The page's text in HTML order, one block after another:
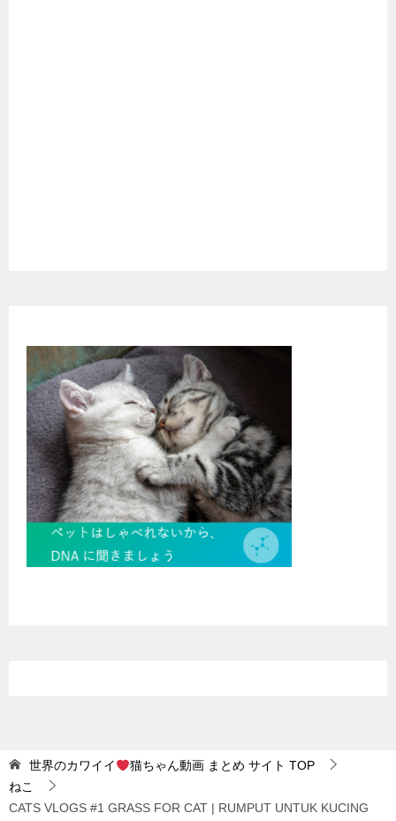
世界のカワイイ 猫ちゃん動画 まとめ サイト TOP
ねこ
CATS VLOGS #1 GRASS FOR CAT | RUMPUT UNTUK KUCING